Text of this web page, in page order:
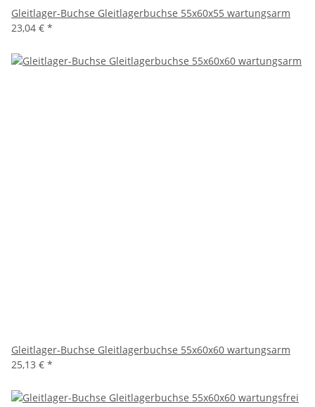
Gleitlager-Buchse Gleitlagerbuchse 55x60x55 wartungsarm
23,04 € *
Gleitlager-Buchse Gleitlagerbuchse 55x60x60 wartungsarm
25,13 € *